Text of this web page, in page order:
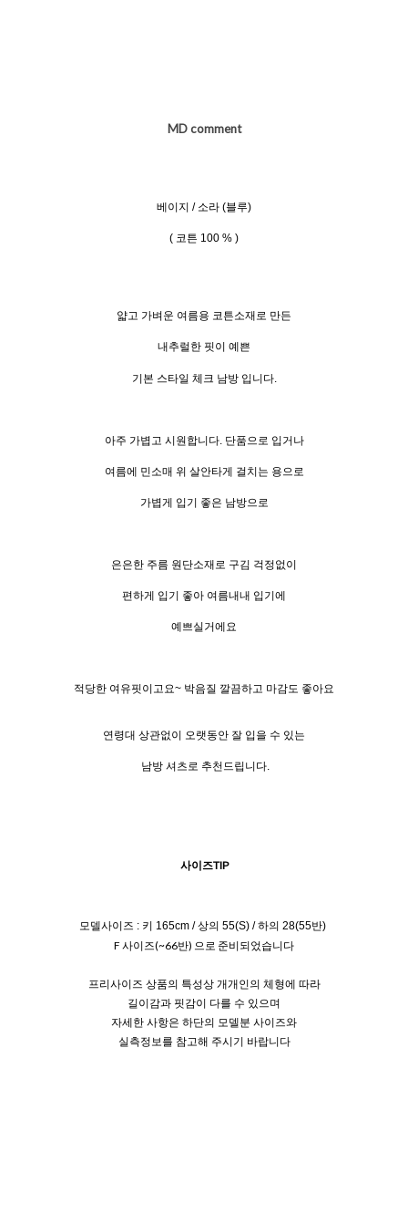
MD comment
베이지 / 소라 (블루)
( 코튼 100 % )
얇고 가벼운 여름용 코튼소재로 만든
내추럴한 핏이 예쁜
기본 스타일 체크 남방 입니다.
아주 가볍고 시원합니다. 단품으로 입거나
여름에 민소매 위 살안타게 걸치는 용으로
가볍게 입기 좋은 남방으로
은은한 주름 원단소재로 구김 걱정없이
편하게 입기 좋아 여름내내 입기에
예쁘실거에요
적당한 여유핏이고요~ 박음질 깔끔하고 마감도 좋아요
연령대 상관없이 오랫동안 잘 입을 수 있는
남방 셔츠로 추천드립니다.
사이즈TIP
모델사이즈 : 키 165cm / 상의 55(S) / 하의 28(55반)
F 사이즈(~66반) 으로 준비되었습니다
프리사이즈 상품의 특성상 개개인의 체형에 따라
길이감과 핏감이 다를 수 있으며
자세한 사항은 하단의 모델분 사이즈와
실측정보를 참고해 주시기 바랍니다